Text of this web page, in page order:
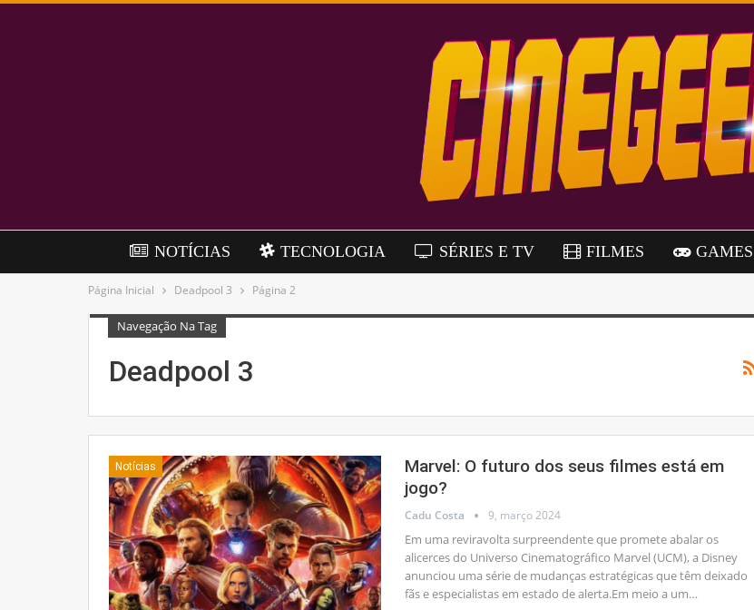
NOTÍCIAS TECNOLOGIA SÉRIES E TV FILMES GAMES
Página Inicial Deadpool 3 Página 2
Navegação Na Tag
Deadpool 3
Notícias
Marvel: O futuro dos seus filmes está em
jogo?
Cadu Costa 9, março 2024
Em uma reviravolta surpreendente que promete abalar os
alicerces do Universo Cinematográfico Marvel (UCM), a Disney
anunciou uma série de mudanças estratégicas que têm deixado
fãs e especialistas em estado de alerta.Em meio a um…